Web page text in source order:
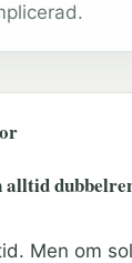
alltid
Men om